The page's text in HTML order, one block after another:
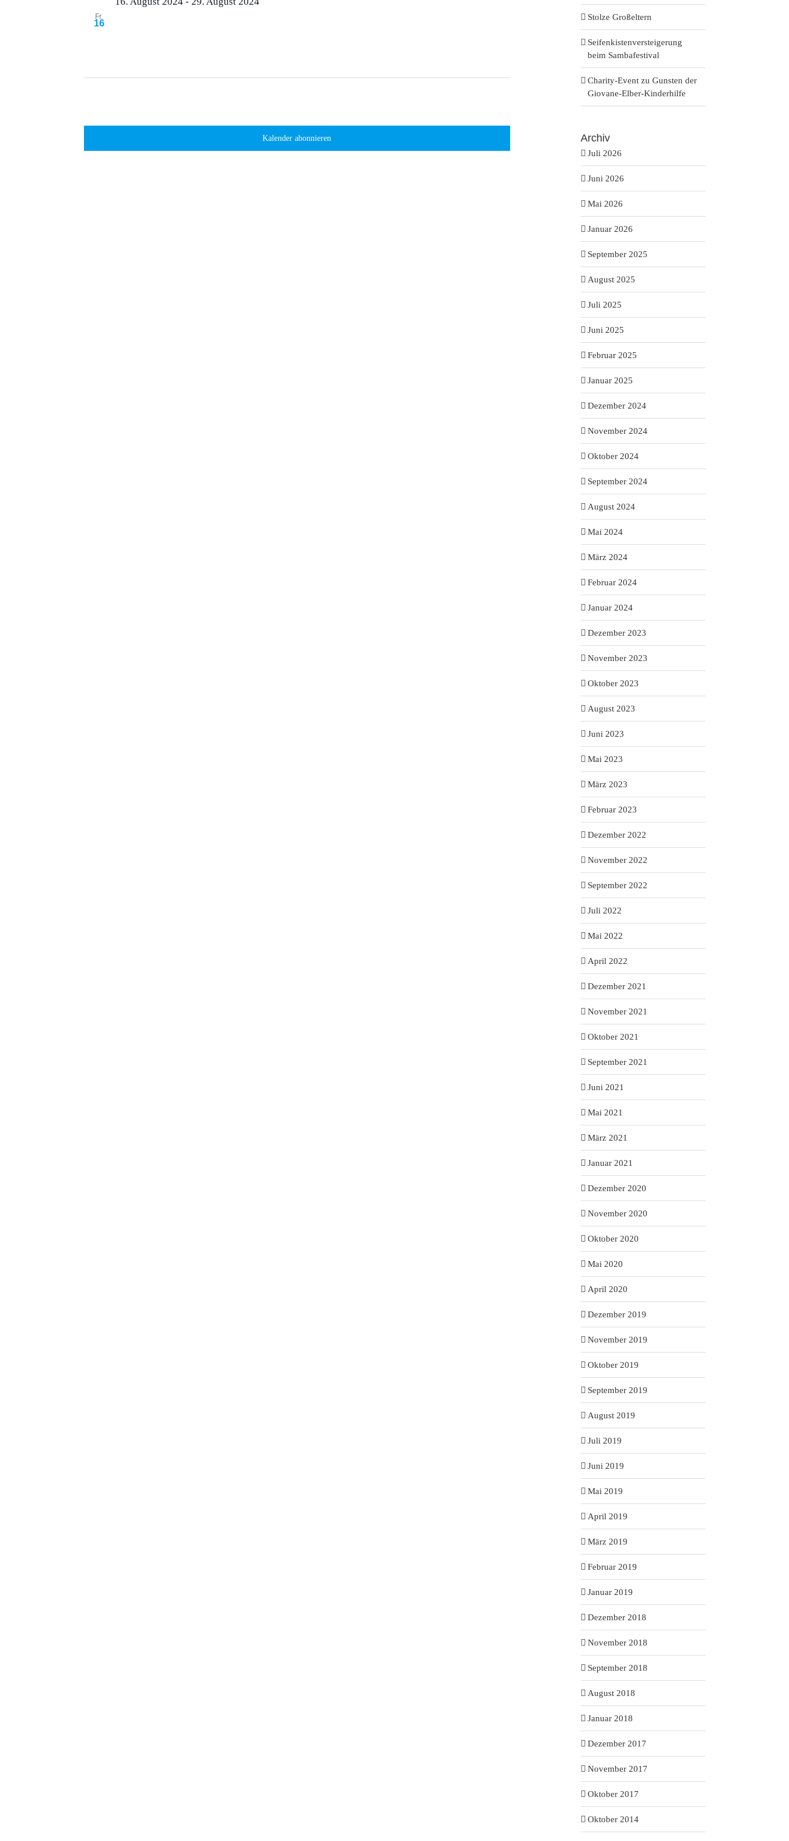
Fr.
16
Kalender abonnieren
Stolze Großeltern
Seifenkistenversteigerung
beim Sambafestival
Charity-Event zu Gunsten der
Giovane-Elber-Kinderhilfe
Archiv
Juli 2026
Juni 2026
Mai 2026
Januar 2026
September 2025
August 2025
Juli 2025
Juni 2025
Februar 2025
Januar 2025
Dezember 2024
November 2024
Oktober 2024
September 2024
August 2024
Mai 2024
März 2024
Februar 2024
Januar 2024
Dezember 2023
November 2023
Oktober 2023
August 2023
Juni 2023
Mai 2023
März 2023
Februar 2023
Dezember 2022
November 2022
September 2022
Juli 2022
Mai 2022
April 2022
Dezember 2021
November 2021
Oktober 2021
September 2021
Juni 2021
Mai 2021
März 2021
Januar 2021
Dezember 2020
November 2020
Oktober 2020
Mai 2020
April 2020
Dezember 2019
November 2019
Oktober 2019
September 2019
August 2019
Juli 2019
Juni 2019
Mai 2019
April 2019
März 2019
Februar 2019
Januar 2019
Dezember 2018
November 2018
September 2018
August 2018
Januar 2018
Dezember 2017
November 2017
Oktober 2017
Oktober 2014